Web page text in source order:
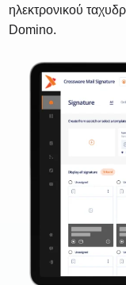
ηλεκτρονικού
Domino.